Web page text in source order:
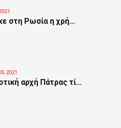
στη Ρωσία η χρή...
αρχή Πάτρας τί...